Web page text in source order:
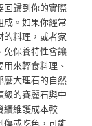
回歸到你的實際
成。如果你經常
的料理，或者家
免保養特性會讓
來輕食料理、
麼大理石的自然
級的賽麗石與中
續維護成本較
傷或吃色，可能